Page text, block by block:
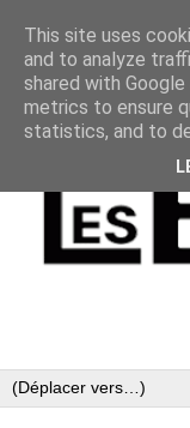
This site uses
and to analyze
shared with
metrics to ensure
statistics, and to